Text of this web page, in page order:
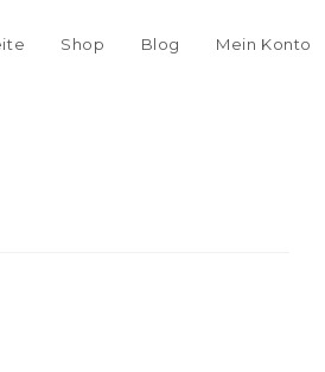
Shop Blog Mein Konto